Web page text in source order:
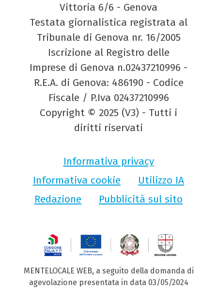
Vittoria 6/6 - Genova
Testata giornalistica registrata al
Tribunale di Genova nr. 16/2005
Iscrizione al Registro delle
Imprese di Genova n.02437210996 -
R.E.A. di Genova: 486190 - Codice
Fiscale / P.Iva 02437210996
Copyright © 2025 (V3) - Tutti i
diritti riservati
Informativa privacy
Informativa cookie
Utilizzo IA
Redazione
Pubblicità sul sito
MENTELOCALE WEB, a seguito della domanda di
agevolazione presentata in data 03/05/2024